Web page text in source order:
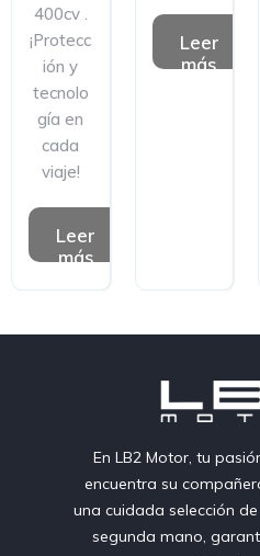
400cv .
¡Protecc
ión y
tecnolo
gía en
cada
viaje!
Leer
más
Leer
más
En LB2 Motor, tu
encuentra su
una cuidada selección
segunda mano,